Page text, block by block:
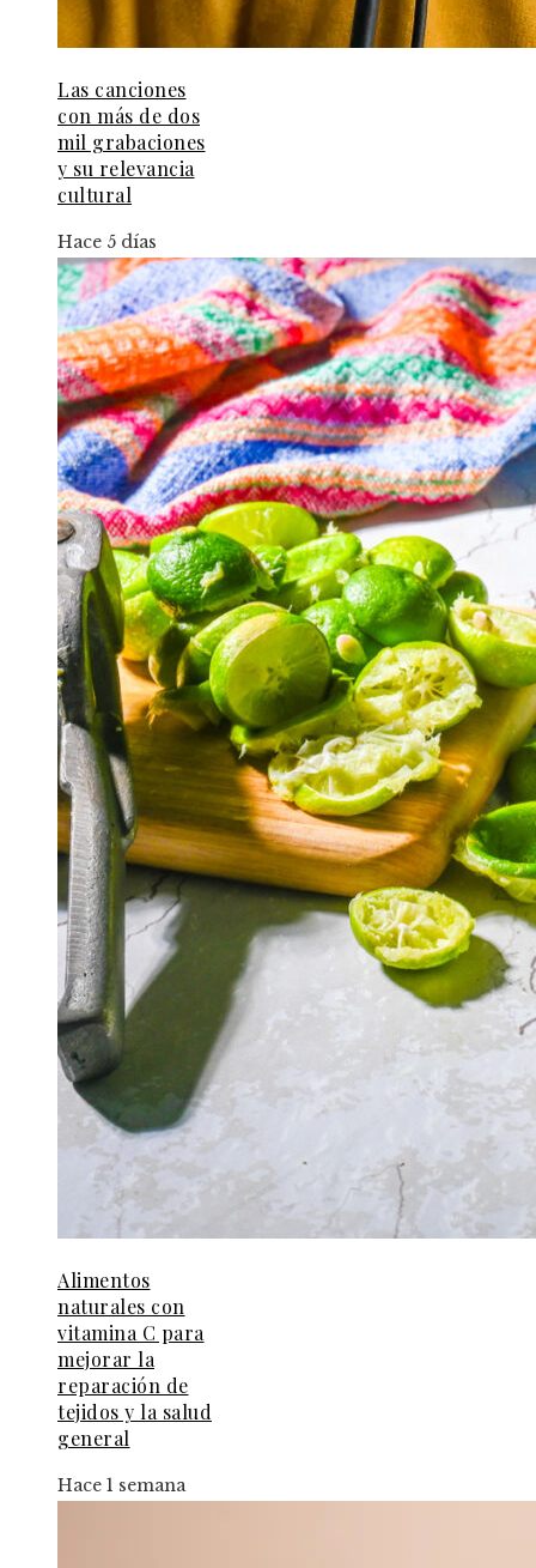
Las canciones
con más de dos
mil grabaciones
y su relevancia
cultural
Hace 5 días
Alimentos
naturales con
vitamina C para
mejorar la
reparación de
tejidos y la salud
general
Hace 1 semana